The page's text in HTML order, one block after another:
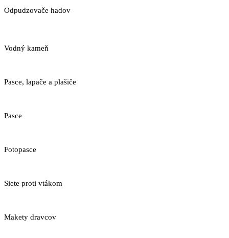
Odpudzovače hadov
Vodný kameň
Pasce, lapače a plašiče
Pasce
Fotopasce
Siete proti vtákom
Makety dravcov